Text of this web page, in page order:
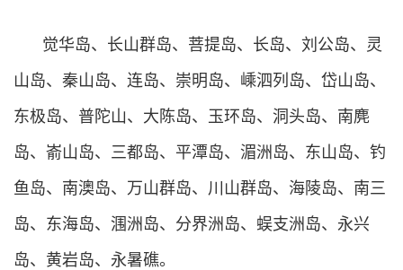
觉华岛、长山群岛、菩提岛、长岛、刘公岛、灵
山岛、秦山岛、连岛、崇明岛、嵊泗列岛、岱山岛、
东极岛、普陀山、大陈岛、玉环岛、洞头岛、南麂
岛、嵛山岛、三都岛、平潭岛、湄洲岛、东山岛、钓
鱼岛、南澳岛、万山群岛、川山群岛、海陵岛、南三
岛、东海岛、涠洲岛、分界洲岛、蜈支洲岛、永兴
岛、黄岩岛、永暑礁。